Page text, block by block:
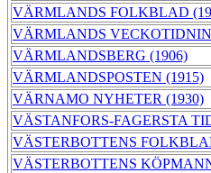
VÄRMLANDS FOLKBLAD
VÄRMLANDS
VÄRMLANDSBERG (1906)
VÄRMLANDSPOSTEN (1915)
VÄRNAMO NYHETER (1930)
VÄSTANFORS-FAGERSTA
VÄSTERBOTTENS
VÄSTERBOTTENS